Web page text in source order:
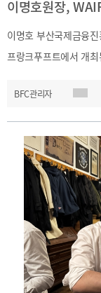
이명호원장,
이명호 부산국제금융
프랑크푸프트에서 개
BFC관리자